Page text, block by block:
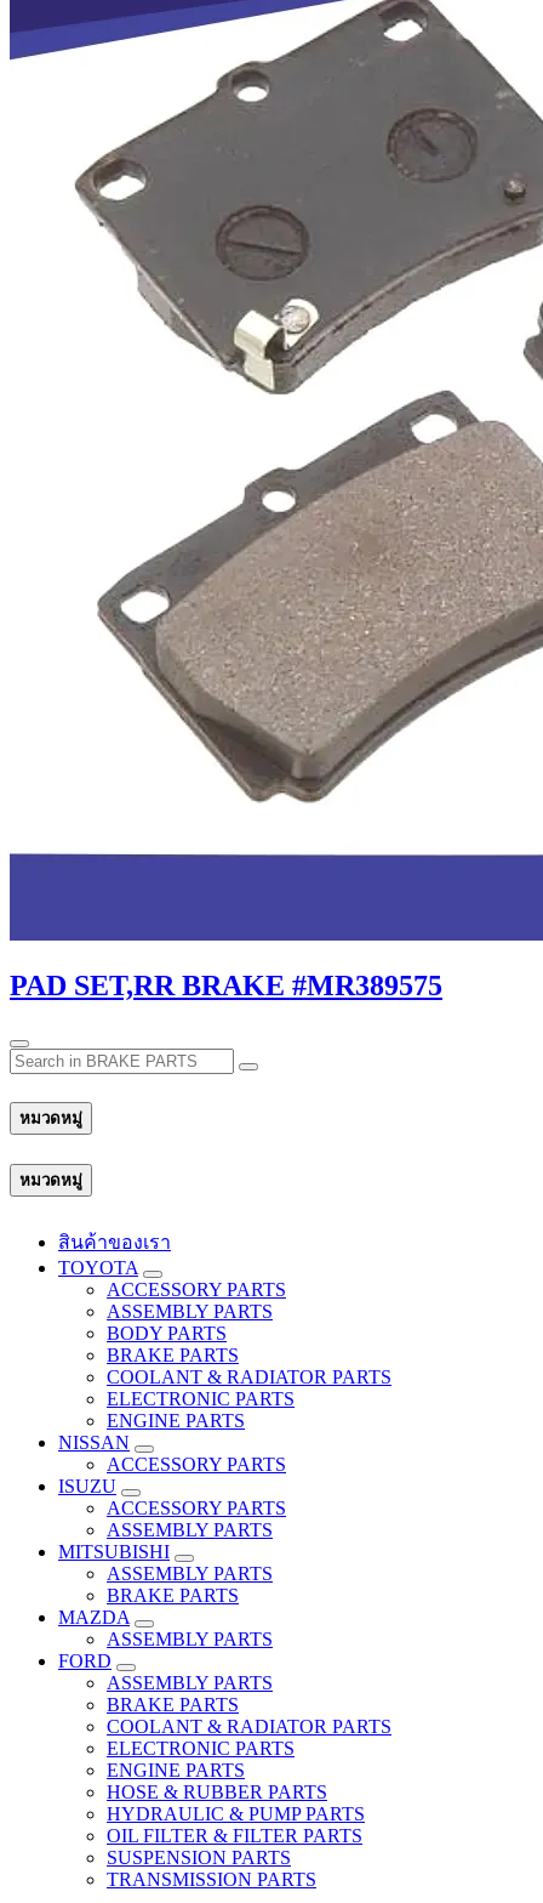
PAD SET,RR BRAKE #MR389575
หมวดหมู่
หมวดหมู่
สินค้าของเรา
TOYOTA
ACCESSORY PARTS
ASSEMBLY PARTS
BODY PARTS
BRAKE PARTS
COOLANT & RADIATOR PARTS
ELECTRONIC PARTS
ENGINE PARTS
NISSAN
ACCESSORY PARTS
ISUZU
ACCESSORY PARTS
ASSEMBLY PARTS
MITSUBISHI
ASSEMBLY PARTS
BRAKE PARTS
MAZDA
ASSEMBLY PARTS
FORD
ASSEMBLY PARTS
BRAKE PARTS
COOLANT & RADIATOR PARTS
ELECTRONIC PARTS
ENGINE PARTS
HOSE & RUBBER PARTS
HYDRAULIC & PUMP PARTS
OIL FILTER & FILTER PARTS
SUSPENSION PARTS
TRANSMISSION PARTS